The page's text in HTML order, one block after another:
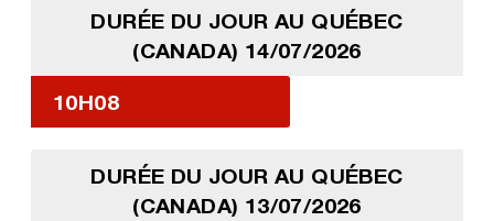
DURÉE DU JOUR AU QUÉBEC
(CANADA) 14/07/2026
10H08
DURÉE DU JOUR AU QUÉBEC
(CANADA) 13/07/2026